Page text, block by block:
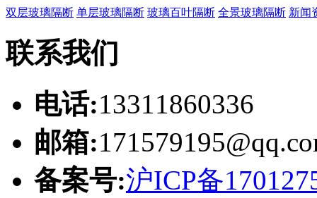
双层玻璃隔断 单层玻璃隔断 玻璃百叶隔断 全景玻璃隔断 新闻
联系我们
电话:13311860336
邮箱:
备案号:沪ICP备